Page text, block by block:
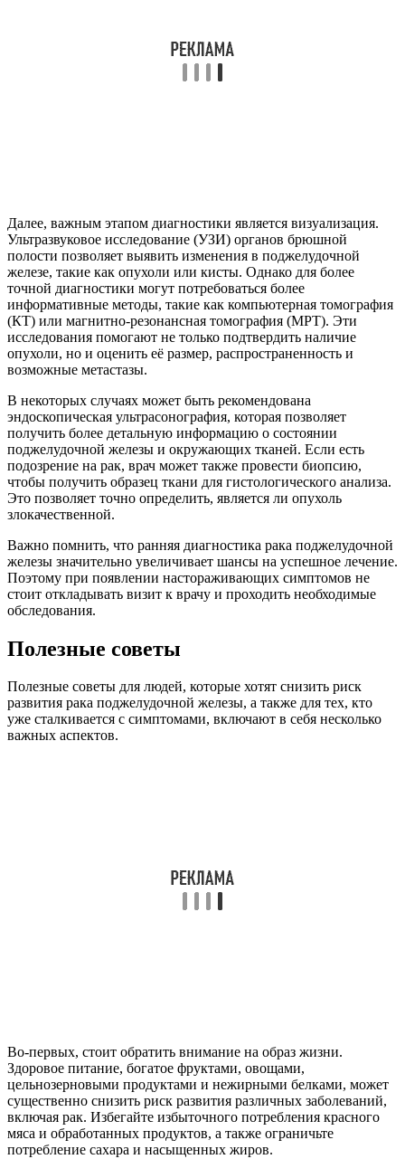
Далее, важным этапом диагностики является визуализация.
Ультразвуковое исследование (УЗИ) органов брюшной
полости позволяет выявить изменения в поджелудочной
железе, такие как опухоли или кисты. Однако для более
точной диагностики могут потребоваться более
информативные методы, такие как компьютерная томография
(КТ) или магнитно-резонансная томография (МРТ). Эти
исследования помогают не только подтвердить наличие
опухоли, но и оценить её размер, распространенность и
возможные метастазы.
В некоторых случаях может быть рекомендована
эндоскопическая ультрасонография, которая позволяет
получить более детальную информацию о состоянии
поджелудочной железы и окружающих тканей. Если есть
подозрение на рак, врач может также провести биопсию,
чтобы получить образец ткани для гистологического анализа.
Это позволяет точно определить, является ли опухоль
злокачественной.
Важно помнить, что ранняя диагностика рака поджелудочной
железы значительно увеличивает шансы на успешное лечение.
Поэтому при появлении настораживающих симптомов не
стоит откладывать визит к врачу и проходить необходимые
обследования.
Полезные советы
Полезные советы для людей, которые хотят снизить риск
развития рака поджелудочной железы, а также для тех, кто
уже сталкивается с симптомами, включают в себя несколько
важных аспектов.
Во-первых, стоит обратить внимание на образ жизни.
Здоровое питание, богатое фруктами, овощами,
цельнозерновыми продуктами и нежирными белками, может
существенно снизить риск развития различных заболеваний,
включая рак. Избегайте избыточного потребления красного
мяса и обработанных продуктов, а также ограничьте
потребление сахара и насыщенных жиров.